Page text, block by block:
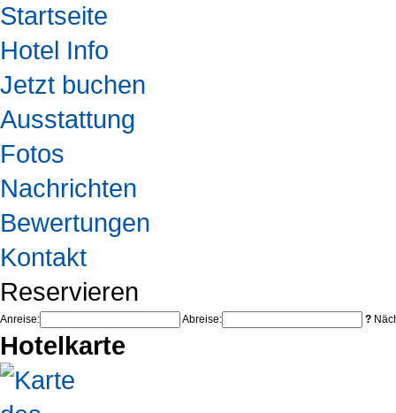
Startseite
Hotel Info
Jetzt buchen
Ausstattung
Fotos
Nachrichten
Bewertungen
Kontakt
Reservieren
Anreise: Abreise: ?
Hotelkarte